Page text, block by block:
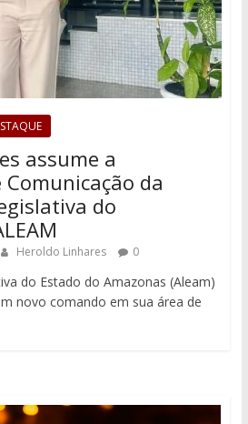
assume a
da
do
Heroldo Linhares 0
do Estado do Amazonas (Aleam)
novo comando em sua área de